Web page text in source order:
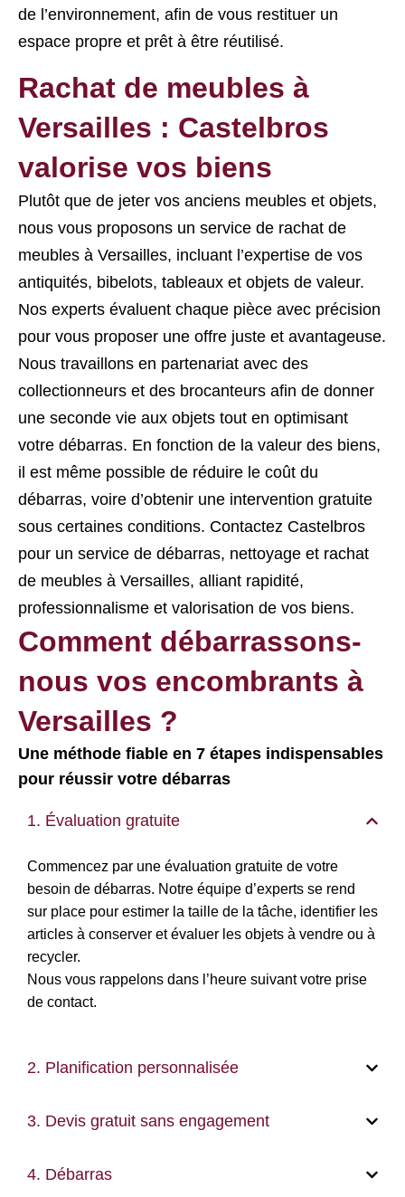
de l’environnement, afin de vous restituer un
espace propre et prêt à être réutilisé.
Rachat de meubles à
Versailles : Castelbros
valorise vos biens
Plutôt que de jeter vos anciens meubles et objets,
nous vous proposons un service de rachat de
meubles à Versailles, incluant l’expertise de vos
antiquités, bibelots, tableaux et objets de valeur.
Nos experts évaluent chaque pièce avec précision
pour vous proposer une offre juste et avantageuse.
Nous travaillons en partenariat avec des
collectionneurs et des brocanteurs afin de donner
une seconde vie aux objets tout en optimisant
votre débarras. En fonction de la valeur des biens,
il est même possible de réduire le coût du
débarras, voire d’obtenir une intervention gratuite
sous certaines conditions. Contactez Castelbros
pour un service de débarras, nettoyage et rachat
de meubles à Versailles, alliant rapidité,
professionnalisme et valorisation de vos biens.
Comment débarrassons-
nous vos encombrants à
Versailles ?
Une méthode fiable en 7 étapes indispensables
pour réussir votre débarras
1. Évaluation gratuite
Commencez par une évaluation gratuite de votre
besoin de débarras. Notre équipe d’experts se rend
sur place pour estimer la taille de la tâche, identifier les
articles à conserver et évaluer les objets à vendre ou à
recycler.
Nous vous rappelons dans l’heure suivant votre prise
de contact.
2. Planification personnalisée
3. Devis gratuit sans engagement
4. Débarras